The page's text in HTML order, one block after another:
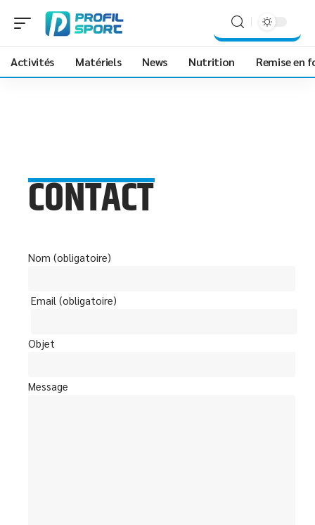
Activités Matériels News Nutrition Remise en
CONTACT
Nom (obligatoire)
Email (obligatoire)
Objet
Message